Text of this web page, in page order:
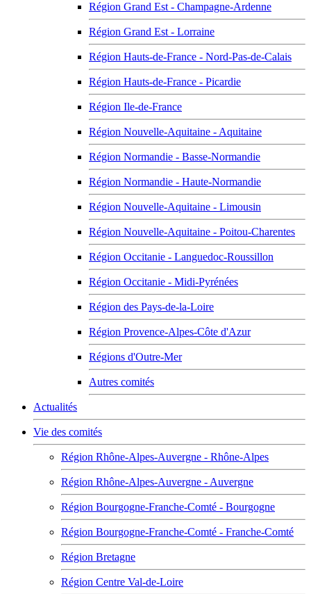
Région Grand Est - Champagne-Ardenne
Région Grand Est - Lorraine
Région Hauts-de-France - Nord-Pas-de-Calais
Région Hauts-de-France - Picardie
Région Ile-de-France
Région Nouvelle-Aquitaine - Aquitaine
Région Normandie - Basse-Normandie
Région Normandie - Haute-Normandie
Région Nouvelle-Aquitaine - Limousin
Région Nouvelle-Aquitaine - Poitou-Charentes
Région Occitanie - Languedoc-Roussillon
Région Occitanie - Midi-Pyrénées
Région des Pays-de-la-Loire
Région Provence-Alpes-Côte d'Azur
Régions d'Outre-Mer
Autres comités
Actualités
Vie des comités
Région Rhône-Alpes-Auvergne - Rhône-Alpes
Région Rhône-Alpes-Auvergne - Auvergne
Région Bourgogne-Franche-Comté - Bourgogne
Région Bourgogne-Franche-Comté - Franche-Comté
Région Bretagne
Région Centre Val-de-Loire